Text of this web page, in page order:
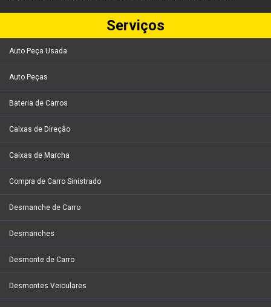
Serviços
Auto Peça Usada
Auto Peças
Bateria de Carros
Caixas de Direção
Caixas de Marcha
Compra de Carro Sinistrado
Desmanche de Carro
Desmanches
Desmonte de Carro
Desmontes Veiculares